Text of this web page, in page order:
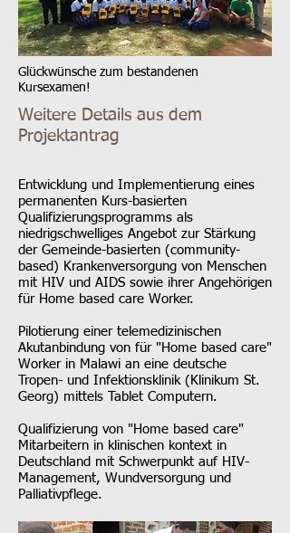
Glückwünsche zum bestandenen
Kursexamen!
Weitere Details aus dem
Projektantrag
Entwicklung und Implementierung eines
permanenten Kurs-basierten
Qualifizierungsprogramms als
niedrigschwelliges Angebot zur Stärkung
der Gemeinde-basierten (community-
based) Krankenversorgung von Menschen
mit HIV und AIDS sowie ihrer Angehörigen
für Home based care Worker.
Pilotierung einer telemedizinischen
Akutanbindung von für "Home based care"
Worker in Malawi an eine deutsche
Tropen- und Infektionsklinik (Klinikum St.
Georg) mittels Tablet Computern.
Qualifizierung von "Home based care"
Mitarbeitern in klinischen kontext in
Deutschland mit Schwerpunkt auf HIV-
Management, Wundversorgung und
Palliativpflege.